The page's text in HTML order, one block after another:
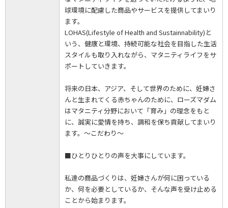
球環境に配慮した商品やサービスを提供してまいり
ます。
LOHAS(Lifestyle of Health and Sustainnability)と
いう、健康と環境、持続可能な社会を目指した生活
スタイルも取り入れながら、マタニティライフをサ
ポートしていきます。
将来の日本、アジア、そして世界のために、妊婦さ
んと生まれてくる赤ちゃんのために、ローズマダム
はマタニティ分野において「育み」の理念をもと
に、誠実に愛情を持ち、調和を保ち貢献してまいり
ます。～こだわり～
■ひとりひとりの声を大事にしています。
私達の商品づくりは、妊婦さんが何に困っている
か、何を必要としているか、そんな声を受け止める
ことから始まります。